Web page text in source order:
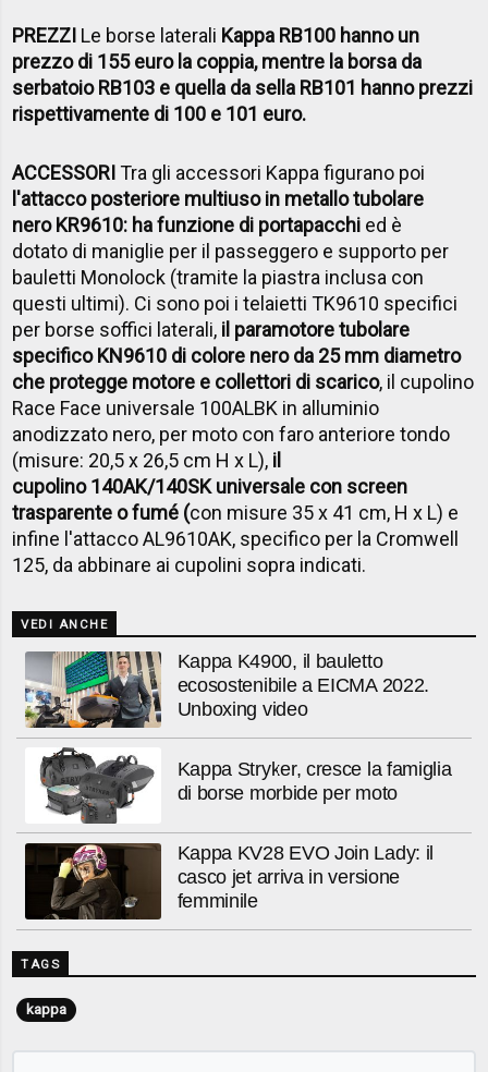
PREZZI Le borse laterali Kappa RB100 hanno un
prezzo di 155 euro la coppia, mentre la borsa da
serbatoio RB103 e quella da sella RB101 hanno prezzi
rispettivamente di 100 e 101 euro.
ACCESSORI Tra gli accessori Kappa figurano poi
l'attacco posteriore multiuso in metallo tubolare
nero KR9610: ha funzione di portapacchi ed è
dotato di maniglie per il passeggero e supporto per
bauletti Monolock (tramite la piastra inclusa con
questi ultimi). Ci sono poi i telaietti TK9610 specifici
per borse soffici laterali, il paramotore tubolare
specifico KN9610 di colore nero da 25 mm diametro
che protegge motore e collettori di scarico, il cupolino
Race Face universale 100ALBK in alluminio
anodizzato nero, per moto con faro anteriore tondo
(misure: 20,5 x 26,5 cm H x L), il
cupolino 140AK/140SK universale con screen
trasparente o fumé (con misure 35 x 41 cm, H x L) e
infine l'attacco AL9610AK, specifico per la Cromwell
125, da abbinare ai cupolini sopra indicati.
VEDI ANCHE
Kappa K4900, il bauletto
ecosostenibile a EICMA 2022.
Unboxing video
Kappa Stryker, cresce la famiglia
di borse morbide per moto
Kappa KV28 EVO Join Lady: il
casco jet arriva in versione
femminile
TAGS
kappa